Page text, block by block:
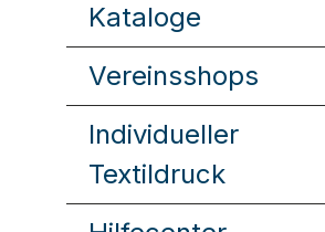
Kataloge
Vereinsshops
Individueller
Textildruck